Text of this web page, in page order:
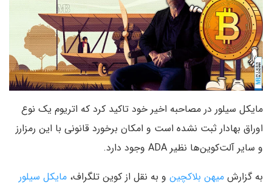
مایکل سیلور در مصاحبه اخیر خود تاکید کرد که اتریوم یک نوع
اوراق بهادار ثبت نشده است و امکان برخورد قانونی با این رمزارز
و سایر آلت‌کوین‌ها نظیر ADA وجود دارد.
به گزارش میهن بلاکچین و به نقل از کوین تلگراف، مایکل سیلور